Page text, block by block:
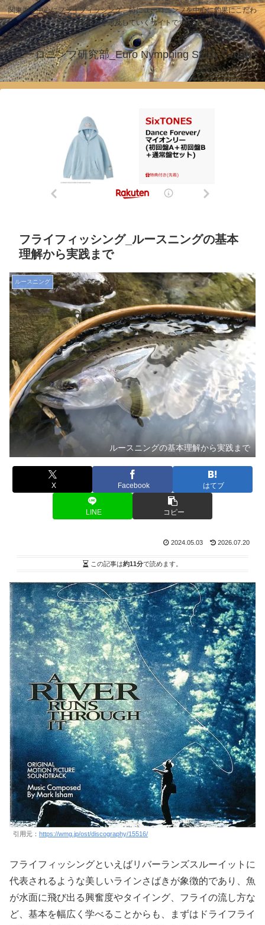
関東圏を中心にフライフィッシング、特にユーロニンフを中心に釣果にこだわ
った釣りを追及していくサイトです！
ユーロニンフ研究部_Euro Nymphing Study Group
フライフィッシング_ルースニングの基本
理解から実践まで
ルースニング
ルースニングの基本理解から実践まで
X Facebook はてブ
LINE コピー
2024.05.03 2026.07.20
この記事は約11分で読めます。
引用元： https://wmg.jp/ost/discography/15516/
フライフィッシングといえばリバーランズスルーイットに
代表されるような美しいラインさばきが象徴的であり、魚
が水面に飛び出る興奮度やタイイング、フライの流し方な
ど、基本を幅広く学べることからも、まずはドライフライ